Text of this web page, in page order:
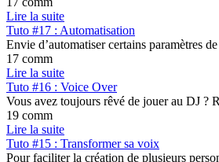
Lire la suite
Tuto #17 : Automatisation
Envie d’automatiser certains paramètres
17 comm
Lire la suite
Tuto #16 : Voice Over
Vous avez toujours rêvé de jouer au DJ ?
19 comm
Lire la suite
Tuto #15 : Transformer sa voix
Pour faciliter la création de plusieurs